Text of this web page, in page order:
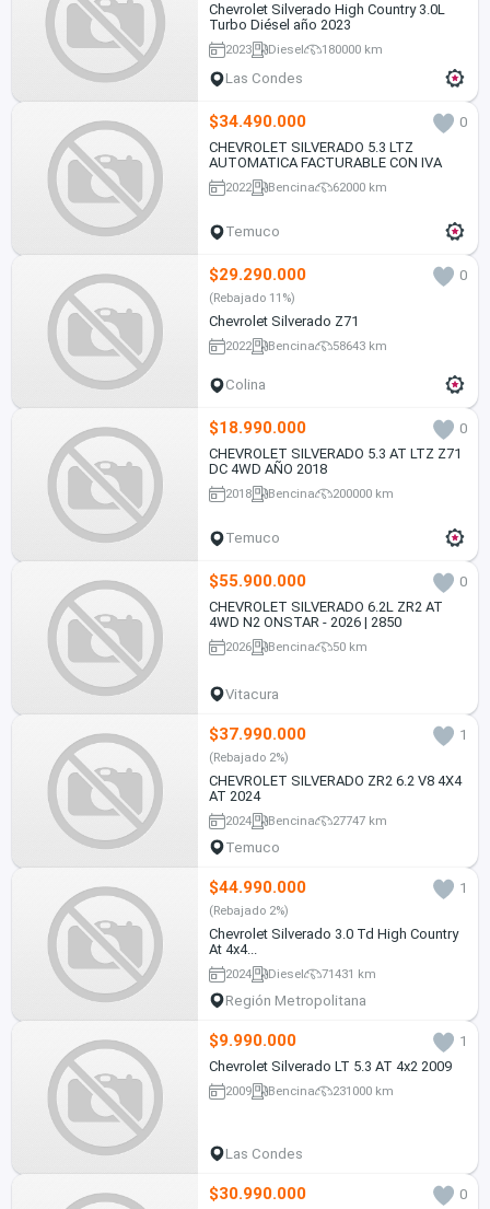
Chevrolet Silverado High Country 3.0L
Turbo Diésel año 2023
2023 Diesel 180000 km
Las Condes
$34.490.000
0
CHEVROLET SILVERADO 5.3 LTZ
AUTOMATICA FACTURABLE CON IVA
2022 Bencina 62000 km
Temuco
$29.290.000 0
(Rebajado 11%)
Chevrolet Silverado Z71
2022 Bencina 58643 km
Colina
$18.990.000
0
CHEVROLET SILVERADO 5.3 AT LTZ Z71
DC 4WD AÑO 2018
2018 Bencina 200000 km
Temuco
$55.900.000
0
CHEVROLET SILVERADO 6.2L ZR2 AT
4WD N2 ONSTAR - 2026 | 2850
2026 Bencina 50 km
Vitacura
$37.990.000 1
(Rebajado 2%)
CHEVROLET SILVERADO ZR2 6.2 V8 4X4
AT 2024
2024 Bencina 27747 km
Temuco
$44.990.000 1
(Rebajado 2%)
Chevrolet Silverado 3.0 Td High Country
At 4x4...
2024 Diesel 71431 km
Región Metropolitana
$9.990.000
1
Chevrolet Silverado LT 5.3 AT 4x2 2009
2009 Bencina 231000 km
Las Condes
$30.990.000 0